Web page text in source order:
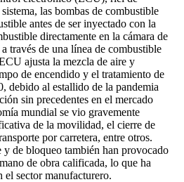
las bombas de combustible
antes de ser inyectado con la
directamente en la cámara de
través de una línea de combustible
ajusta la mezcla de aire y
de encendido y el tratamiento de
debido al estallido de la pandemia
sin precedentes en el mercado
mundial se vio gravemente
de la movilidad, el cierre de
por carretera, entre otros.
y de bloqueo también han provocado
de obra calificada, lo que ha
el sector manufacturero.